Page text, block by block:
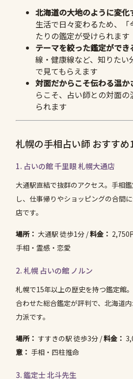
北海道の大地のように変化
生活で日々変わるため、「
たりの鑑定が受けられます
テーマを絞った鑑定ができ
線・健康線など、知りたい
で見てもらえます
対面だからこそ伝わる温か
らこそ、占い師との対面
られます
札幌の手相占い師 おすすめ
1. 占いの館 千里眼 札幌大通店
大通駅直結で抜群のアクセス。手相
し、仕事帰りやショッピングの合間
店です。
場所： 大通駅 徒歩1分 /料金： 2,750
手相・霊感・恋愛
2. 札幌 占いの館 ノルン
札幌で15年以上の歴史を持つ鑑定館
合わせた総合鑑定が評判で、北海道
力派です。
場所： すすきの駅 徒歩3分 /料金：
意： 手相・四柱推命
3. 鑑定士 北斗先生